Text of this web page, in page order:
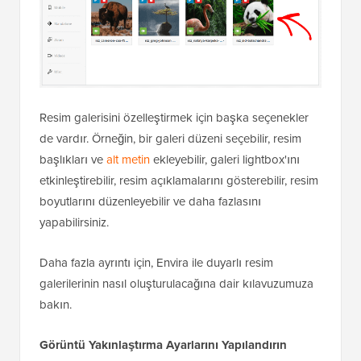
Resim galerisini özelleştirmek için başka seçenekler
de vardır. Örneğin, bir galeri düzeni seçebilir, resim
başlıkları vealt metinekleyebilir, galeri lightbox'ını
etkinleştirebilir, resim açıklamalarını gösterebilir, resim
boyutlarını düzenleyebilir ve daha fazlasını
yapabilirsiniz.
Daha fazla ayrıntı için, Envira ile duyarlı resim
galerilerinin nasıl oluşturulacağına dair kılavuzumuza
bakın.
Görüntü Yakınlaştırma Ayarlarını Yapılandırın